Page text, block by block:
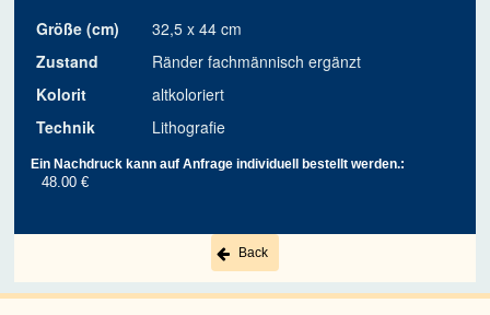
Größe (cm)
32,5 x 44 cm
Zustand
Ränder fachmännisch ergänzt
Kolorit
altkoloriert
Technik
Lithografie
Ein Nachdruck kann auf Anfrage individuell bestellt werden.:
48.00 €
Back